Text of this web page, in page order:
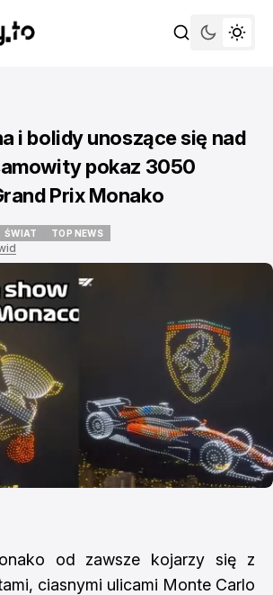
i bolidy unoszące się nad
pokaz 3050
Prix Monako
ŚWIAT TOP NEWS
od zawsze kojarzy się z
ciasnymi ulicami Monte Carlo